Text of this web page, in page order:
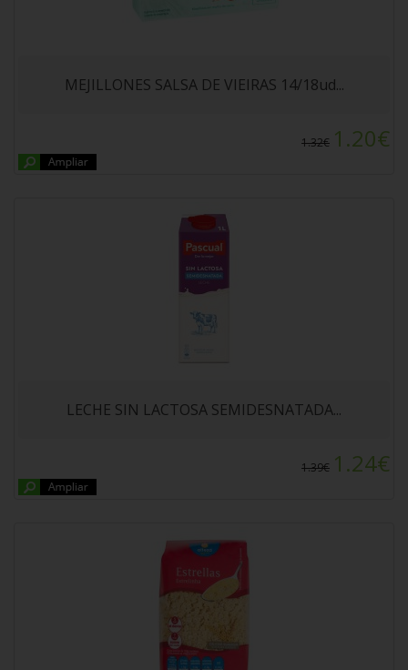
MEJILLONES SALSA DE VIEIRAS 14/18ud...
1.32€ 1.20€
LECHE SIN LACTOSA SEMIDESNATADA...
1.39€ 1.24€